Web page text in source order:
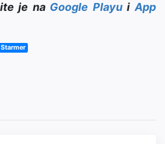
je na Google PlayuiApp